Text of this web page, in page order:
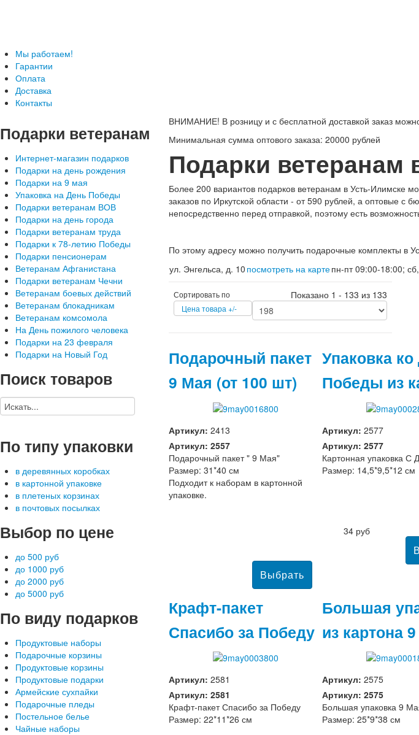
Мы работаем!
Гарантии
Оплата
Доставка
Контакты
ВНИМАНИЕ! В розницу и с бесплатной доставкой заказ
Минимальная сумма оптового заказа: 20000 рублей
Подарки ветеранам
Более 200 вариантов подарков ветеранам в Усть-Илимске
заказов по Иркутской области - от 590 рублей, а оптовые
непосредственно перед отправкой, поэтому есть
По этому адресу можно получить подарочные комплекты в
ул. Энгельса, д. 10 посмотреть на картепн-пт 09:00-18:00;
Сортировать по
Цена товара +/-
Показано 1 - 133 из 133
Подарочный пакет
9 Мая (от 100 шт)
Артикул: 2413
Артикул: 2557
Подарочный пакет " 9 Мая"
Размер: 31*40 см
Подходит к наборам в картонной
упаковке.
34 руб
Упаковка
Победы из
Артикул: 2577
Артикул: 2577
Картонная упаковка С
Размер: 14,5*9,5*12 см
Крафт-пакет
Спасибо за Победу
Артикул: 2581
Артикул: 2581
Крафт-пакет Спасибо за Победу
Размер: 22*11*26 см
Большая
из картона
Артикул: 2575
Артикул: 2575
Большая упаковка 9
Размер: 25*9*38 см
Подарки ветеранам
Интернет-магазин подарков
Подарки на день рождения
Подарки на 9 мая
Упаковка на День Победы
Подарки ветеранам ВОВ
Подарки на день города
Подарки ветеранам труда
Подарки к 78-летию Победы
Подарки пенсионерам
Ветеранам Афганистана
Подарки ветеранам Чечни
Ветеранам боевых действий
Ветеранам блокадникам
Ветеранам комсомола
На День пожилого человека
Подарки на 23 февраля
Подарки на Новый Год
Поисктоваров
Потипу упаковки
в деревянных коробках
в картонной упаковке
в плетеных корзинах
в почтовых посылках
Выбор по цене
до 500 руб
до 1000 руб
до 2000 руб
до 5000 руб
По виду подарков
Продуктовые наборы
Подарочные корзины
Продуктовые корзины
Продуктовые подарки
Армейские сухпайки
Подарочные пледы
Постельное белье
Чайные наборы